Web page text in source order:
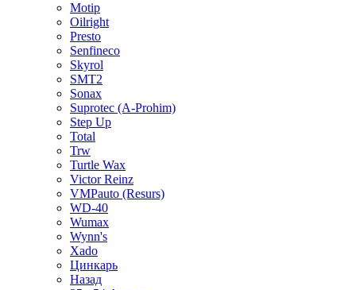
Motip
Oilright
Presto
Senfineco
Skyrol
SMT2
Sonax
Suprotec (A-Prohim)
Step Up
Total
Trw
Turtle Wax
Victor Reinz
VMPauto (Resurs)
WD-40
Wumax
Wynn's
Xado
Цинкарь
Назад